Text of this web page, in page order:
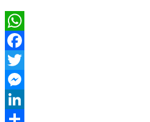
WhatsApp
Facebook
Twitter
Messenger
LinkedIn